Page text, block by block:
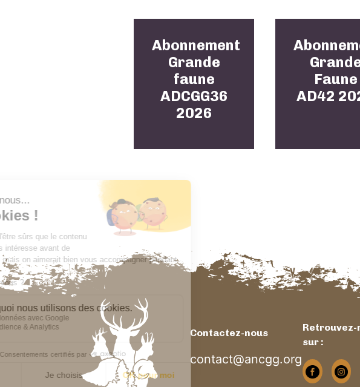
Abonnement
Grande
faune
ADCGG36
2026
Faune
AD42
Contactez-nous
contact@ancgg.org
Retrouvez-
sur :